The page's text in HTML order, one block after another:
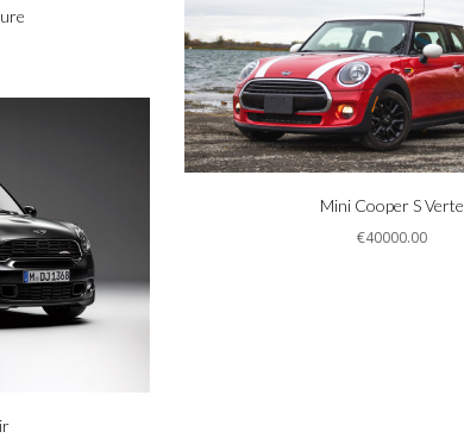
Informations
Mini Cooper S Verte
€40000.00